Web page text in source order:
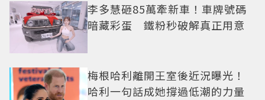
李多慧砸85萬牽新車！車牌號碼
暗藏彩蛋 鐵粉秒破解真正用意
梅根哈利離開王室後近況曝光！
哈利一句話成她撐過低潮的力量